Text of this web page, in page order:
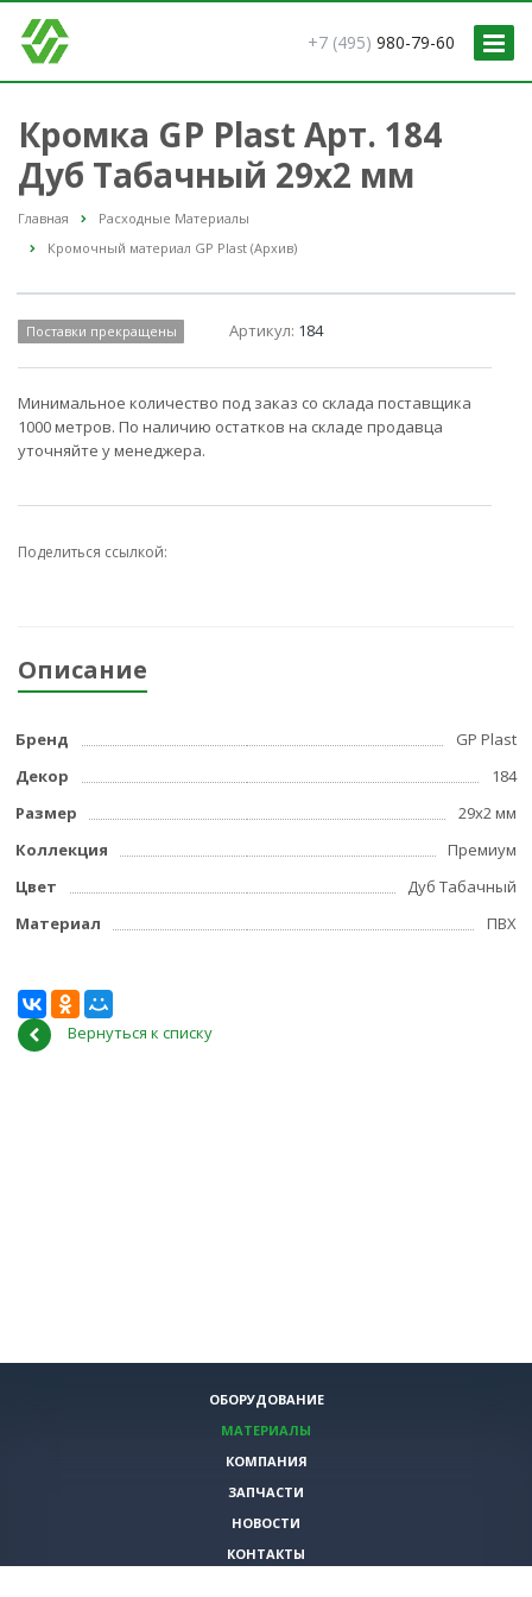
+7 (495) 980-79-60
Кромка GP Plast Арт. 184
Дуб Табачный 29x2 мм
Главная
Расходные Материалы
Кромочный материал GP Plast (Архив)
Поставки прекращены Артикул: 184
Минимальное количество под заказ со склада поставщика
1000 метров. По наличию остатков на складе продавца
уточняйте у менеджера.
Поделиться ссылкой:
Описание
Бренд
GP Plast
Декор
184
Размер
29x2 мм
Коллекция
Премиум
Цвет
Дуб Табачный
Материал
ПВХ
Вернуться к списку
ОБОРУДОВАНИЕ
МАТЕРИАЛЫ
КОМПАНИЯ
ЗАПЧАСТИ
НОВОСТИ
КОНТАКТЫ